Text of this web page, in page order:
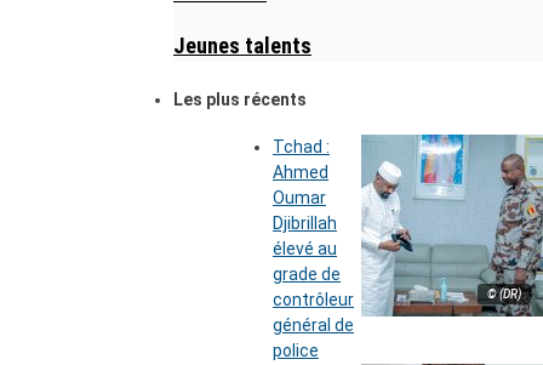
Jeunes talents
Les plus récents
© (DR)
Tchad :
Ahmed
Oumar
Djibrillah
élevé au
grade de
contrôleur
général de
police